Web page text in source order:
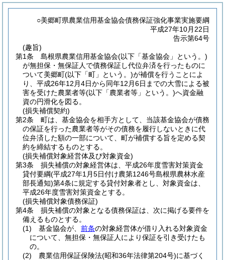
○美郷町県農業信用基金協会債務保証強化事業実施要綱
平成27年10月22日
告示第64号
(趣旨)
第1条
島根県農業信用基金協会(以下「基金協会」という。)
が無担保・無保証人で債務保証し代位弁済を行ったものに
ついて美郷町(以下「町」という。)が補償を行うことによ
り、平成26年12月4日から同年12月6日までの大雪による被
害を受けた農業者等(以下「農業者等」という。)へ資金融
資の円滑化を図る。
(損失補償契約)
第2条
町は、基金協会を相手方として、当該基金協会が債務
の保証を行った農業者等がその債務を履行しないときに代
位弁済した額の一部について、町が補償する旨を定める契
約を締結するものとする。
(損失補償対象経営体及び対象資金)
第3条
損失補償の対象経営体は、平成26年度雪害対策資金
貸付要綱(平成27年1月5日付け農第1246号島根県農林水産
部長通知)第4条に規定する貸付対象者とし、対象資金は、
平成26年度雪害対策資金とする。
(損失補償対象債務保証)
第4条
損失補償の対象となる債務保証は、次に掲げる要件を
備えるものとする。
(1)
基金協会が、 前条の対象経営体が借り入れる対象資金
について、無担保・無保証人により保証を引き受けたも
の。
(2)
農業信用保証保険法(昭和36年法律第204号)に基づく